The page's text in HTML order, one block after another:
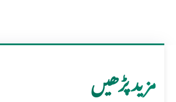
مزید پڑھیں